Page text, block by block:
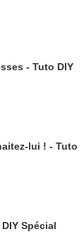
- Tuto DIY
lui ! - Tuto
Spécial